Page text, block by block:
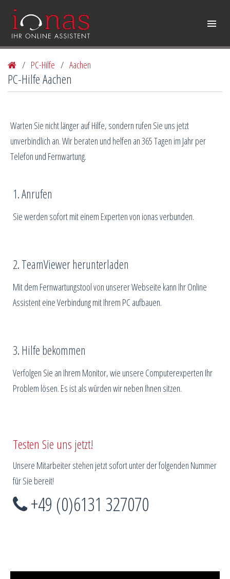
/ PC-Hilfe / Aachen
PC-Hilfe Aachen
Warten Sie nicht länger auf Hilfe, sondern rufen Sie uns jetzt
unverbindlich an. Wir beraten und helfen an 365 Tagen im Jahr per
Telefon und Fernwartung.
1. Anrufen
Sie werden sofort mit einem Experten von ionas verbunden.
2. TeamViewer herunterladen
Mit dem Fernwartungstool von unserer Webseite kann Ihr Online
Assistent eine Verbindung mit Ihrem PC aufbauen.
3. Hilfe bekommen
Verfolgen Sie an Ihrem Monitor, wie unsere Computerexperten Ihr
Problem lösen. Es ist als würden wir neben Ihnen sitzen.
Testen Sie uns jetzt!
Unsere Mitarbeiter stehen jetzt sofort unter der folgenden Nummer
für Sie bereit!
+49 (0)6131 327070